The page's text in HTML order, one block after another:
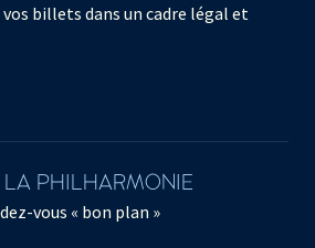
billets dans un cadre légal et
LA PHILHARMONIE
vous « bon plan »